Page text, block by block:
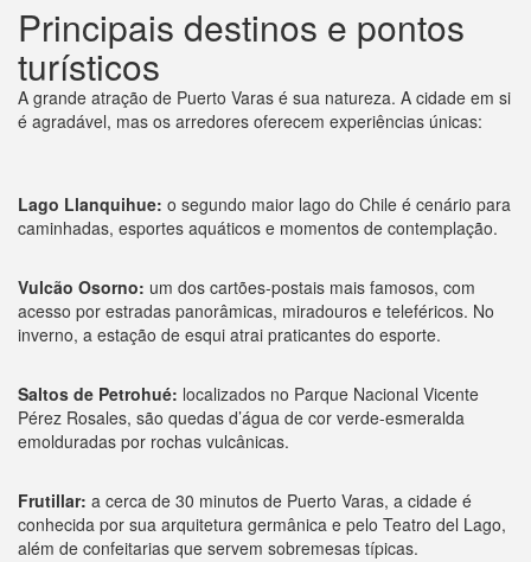
Principais destinos e pontos
turísticos
A grande atração de Puerto Varas é sua natureza. A cidade em si
é agradável, mas os arredores oferecem experiências únicas:
Lago Llanquihue: o segundo maior lago do Chile é cenário para
caminhadas, esportes aquáticos e momentos de contemplação.
Vulcão Osorno: um dos cartões-postais mais famosos, com
acesso por estradas panorâmicas, miradouros e teleféricos. No
inverno, a estação de esqui atrai praticantes do esporte.
Saltos de Petrohué: localizados no Parque Nacional Vicente
Pérez Rosales, são quedas d’água de cor verde-esmeralda
emolduradas por rochas vulcânicas.
Frutillar: a cerca de 30 minutos de Puerto Varas, a cidade é
conhecida por sua arquitetura germânica e pelo Teatro del Lago,
além de confeitarias que servem sobremesas típicas.